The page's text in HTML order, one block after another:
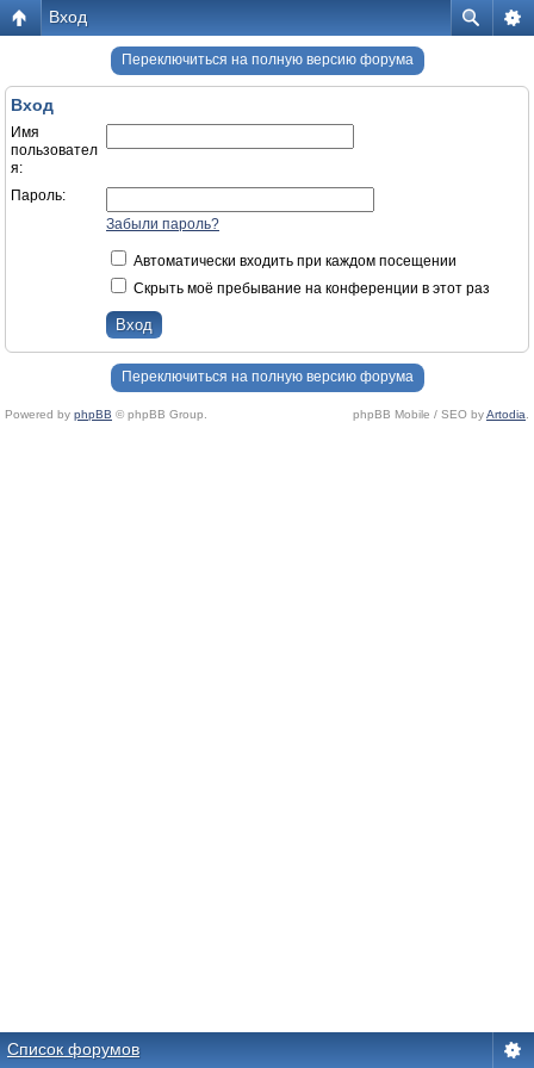
Вход
Переключиться на полную версию форума
Вход
Имя
пользовател
я:
Пароль:
Забыли пароль?
Автоматически входить при каждом посещении
Скрыть моё пребывание на конференции в этот раз
Переключиться на полную версию форума
Powered by phpBB © phpBB Group. phpBB Mobile / SEO byArtodia
Список форумов